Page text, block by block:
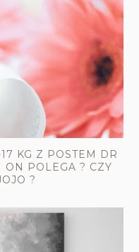
KG Z POSTEM DR
ON POLEGA ? CZY
?